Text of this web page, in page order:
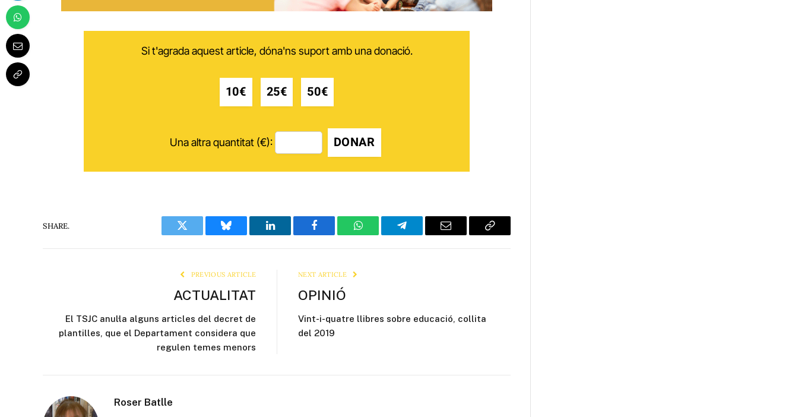
Si t'agrada aquest article, dóna'ns suport amb una donació.
10€ 25€ 50€
Una altra quantitat (€): DONAR
SHARE.
Twitter Bluesky LinkedIn Facebook WhatsAppTelegram Email
Copy
PREVIOUS ARTICLE
ACTUALITAT
El TSJC anul·la alguns articles del decret de
plantilles, que el Departament considera que
regulen temes menors
NEXT ARTICLE
OPINIÓ
Vint-i-quatre llibres sobre educació, collita
del 2019
Roser Batlle